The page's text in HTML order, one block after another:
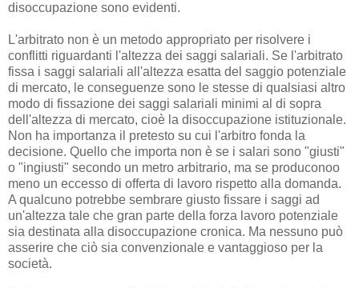
disoccupazione sono evidenti.
L'arbitrato non è un metodo appropriato per risolvere i
conflitti riguardanti l'altezza dei saggi salariali. Se l'arbitrato
fissa i saggi salariali all'altezza esatta del saggio potenziale
di mercato, le conseguenze sono le stesse di qualsiasi altro
modo di fissazione dei saggi salariali minimi al di sopra
dell'altezza di mercato, cioè la disoccupazione istituzionale.
Non ha importanza il pretesto su cui l'arbitro fonda la
decisione. Quello che importa non è se i salari sono "giusti"
o "ingiusti" secondo un metro arbitrario, ma se produconoo
meno un eccesso di offerta di lavoro rispetto alla domanda.
A qualcuno potrebbe sembrare giusto fissare i saggi ad
un'altezza tale che gran parte della forza lavoro potenziale
sia destinata alla disoccupazione cronica. Ma nessuno può
asserire che ciò sia convenzionale e vantaggioso per la
società.